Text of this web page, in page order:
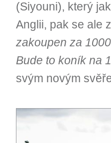
(Siyouni), který
Anglii, pak se ale
zakoupen za
Bude to koník na
svým novým